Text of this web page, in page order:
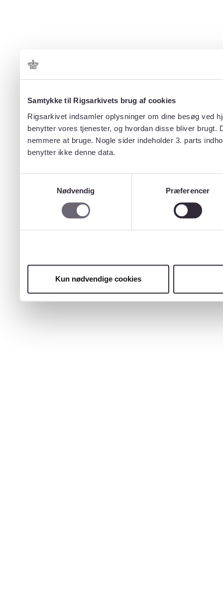
Samtykke til Rigsarkivets brug af cookies
Rigsarkivet indsamler oplysninger om dine besøg ved
benytter vores tjenester, og hvordan disse bliver
nemmere at bruge. Nogle sider indeholder 3. parts
benytter ikke denne data.
Nødvendig
Præferencer
Kun nødvendige cookies